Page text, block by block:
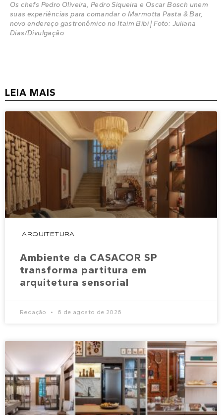
Os chefs Pedro Oliveira, Pedro Siqueira e Oscar Bosch unem
suas experiências para comandar o Marmotta Pasta & Bar,
novo endereço gastronômico no Itaim Bibi | Foto: Juliana
Dias/Divulgação
LEIA MAIS
ARQUITETURA
Ambiente da CASACOR SP
transforma partitura em
arquitetura sensorial
Redação 6 de agosto de 2026